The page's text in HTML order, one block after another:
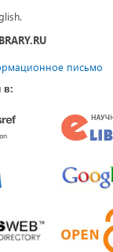
письмо
в: